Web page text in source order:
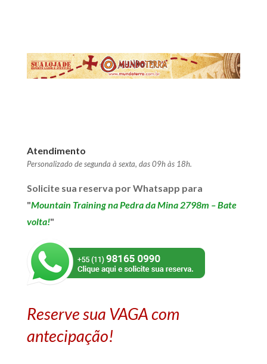
Atendimento
Personalizado de segunda à sexta, das 09h às 18h.
Solicite sua reserva por Whatsapp para
"Mountain Training na Pedra da Mina 2798m – Bate
volta!"
Reserve sua VAGA com
antecipação!